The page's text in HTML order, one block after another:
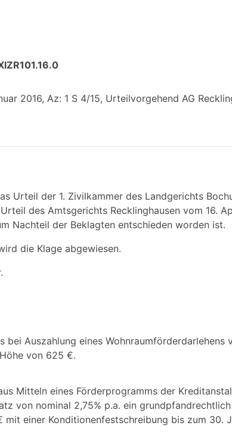
2016, Az: 1 S 4/15, Urteilvorgehend AG
Urteil der 1. Zivilkammer des Landgerichts
des Amtsgerichts Recklinghausen vom 16.
Nachteil der Beklagten entschieden worden ist.
die Klage abgewiesen.
Auszahlung eines Wohnraumförderdarlehens
von 625 €.
Mitteln eines Förderprogramms der
von nominal 2,75% p.a. ein
mit einer Konditionenfestschreibung bis zum 30.